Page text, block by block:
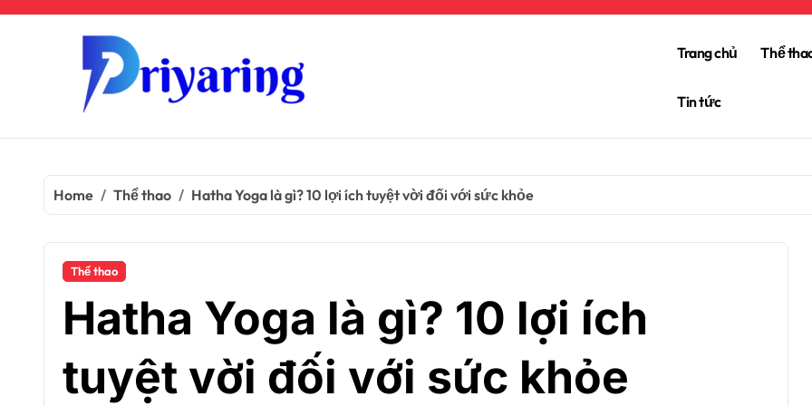
Trang chủ Thể
Tin tức
Home Thể thao Hatha Yoga là gì? 10 lợi ích tuyệt vời đối với sức khỏe
Thể thao
Hatha Yoga là gì? 10 lợi ích
tuyệt vời đối với sức khỏe